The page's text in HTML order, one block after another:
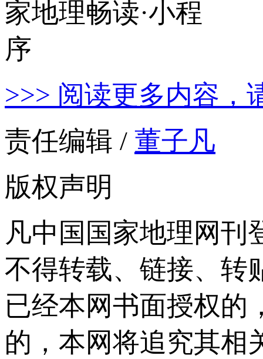
>>> 阅读更多内容，
责任编辑 / 董子凡
版权声明
凡中国国家地理网刊
不得转载、链接、转
已经本网书面授权的
的，本网将追究其相